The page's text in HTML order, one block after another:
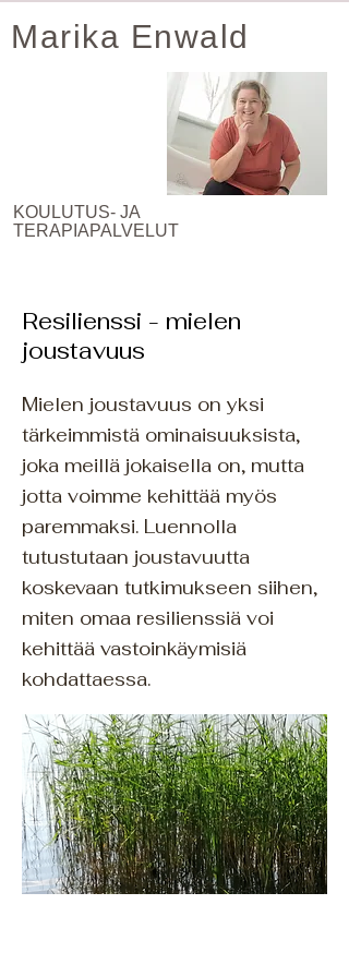
Marika Enwald
KOULUTUS- JA
TERAPIAPALVELUT
Resilienssi - mielen
joustavuus
Mielen joustavuus on yksi
tärkeimmistä ominaisuuksista,
joka meillä jokaisella on, mutta
jotta voimme kehittää myös
paremmaksi. Luennolla
tutustutaan joustavuutta
koskevaan tutkimukseen siihen,
miten omaa resilienssiä voi
kehittää vastoinkäymisiä
kohdattaessa.